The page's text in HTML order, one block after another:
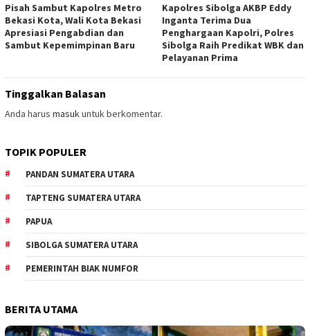
Pisah Sambut Kapolres Metro
Bekasi Kota, Wali Kota Bekasi
Apresiasi Pengabdian dan
Sambut Kepemimpinan Baru
Kapolres Sibolga AKBP Eddy
Inganta Terima Dua
Penghargaan Kapolri, Polres
Sibolga Raih Predikat WBK dan
Pelayanan Prima
Tinggalkan Balasan
Anda harus masukuntuk berkomentar.
TOPIK POPULER
PANDAN SUMATERA UTARA
TAPTENG SUMATERA UTARA
PAPUA
SIBOLGA SUMATERA UTARA
PEMERINTAH BIAK NUMFOR
BERITA UTAMA